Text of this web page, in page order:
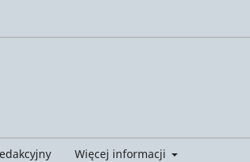
Więcej informacji